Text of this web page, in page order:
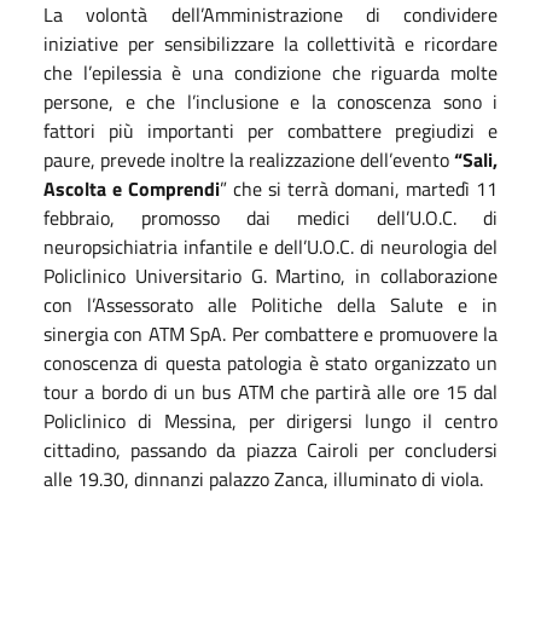
La volontà dell’Amministrazione di condividere
iniziative per sensibilizzare la collettività e ricordare
che l’epilessia è una condizione che riguarda molte
persone, e che l’inclusione e la conoscenza sono i
fattori più importanti per combattere pregiudizi e
paure, prevede inoltre la realizzazione dell’evento“Sali,
Ascolta e Comprendi” che si terrà domani, martedì 11
febbraio, promosso dai medici dell’U.O.C. di
neuropsichiatria infantile e dell’U.O.C. di neurologia del
Policlinico Universitario G. Martino, in collaborazione
con l’Assessorato alle Politiche della Salute e in
sinergia con ATM SpA. Per combattere e promuovere la
conoscenza di questa patologia è stato organizzato un
tour a bordo di un bus ATM che partirà alle ore 15 dal
Policlinico di Messina, per dirigersi lungo il centro
cittadino, passando da piazza Cairoli per concludersi
alle 19.30, dinnanzi palazzo Zanca, illuminato di viola.